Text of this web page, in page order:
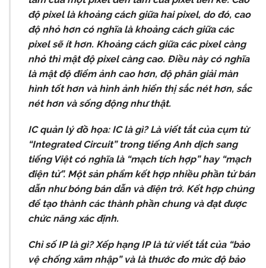
độ pixel là khoảng cách giữa hai pixel, do đó, cao
độ nhỏ hơn có nghĩa là khoảng cách giữa các
pixel sẽ ít hơn. Khoảng cách giữa các pixel càng
nhỏ thì mật độ pixel càng cao. Điều này có nghĩa
là mật độ điểm ảnh cao hơn, độ phân giải màn
hình tốt hơn và hình ảnh hiển thị sắc nét hơn, sắc
nét hơn và sống động như thật.
IC quản lý đồ họa: IC là gì? Là viết tắt của cụm từ
“Integrated Circuit” trong tiếng Anh dịch sang
tiếng Việt có nghĩa là “mạch tích hợp” hay “mạch
điện tử”. Một sản phẩm kết hợp nhiều phần tử bán
dẫn như bóng bán dẫn và điện trở. Kết hợp chúng
để tạo thành các thành phần chung và đạt được
chức năng xác định.
Chỉ số IP là gì? Xếp hạng IP là từ viết tắt của “bảo
vệ chống xâm nhập” và là thước đo mức độ bảo